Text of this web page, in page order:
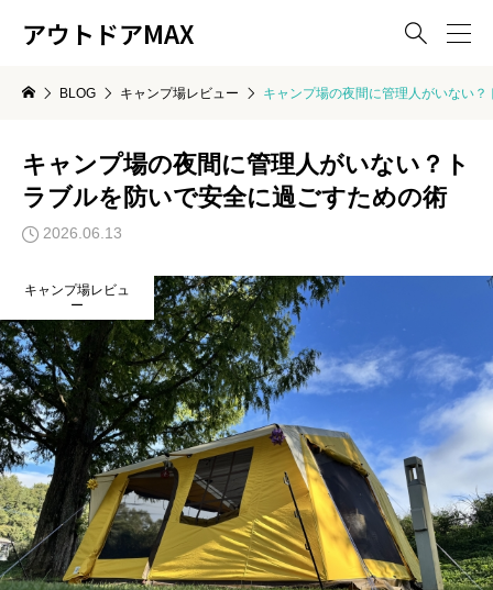
アウトドアMAX 
BLOG キャンプ場レビュー キャンプ場の夜間に管理人がいない
キャンプ場の夜間に管理人がいない？ト
ラブルを防いで安全に過ごすための術
2026.06.13
キャンプ場レビュ
ー